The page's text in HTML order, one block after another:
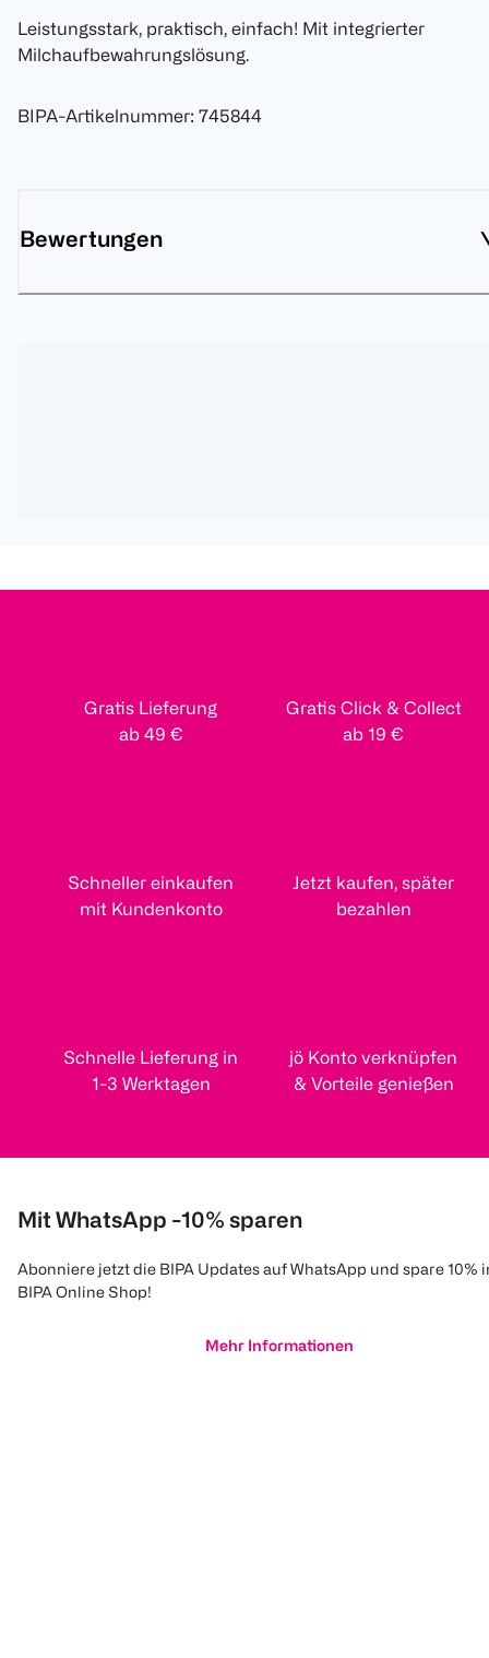
Leistungsstark, praktisch, einfach! Mit integrierter
Milchaufbewahrungslösung.
BIPA-Artikelnummer: 745844
Bewertungen
Gratis Lieferung
ab 49 €
Gratis Click & Collect
ab 19 €
Schneller einkaufen
mit Kundenkonto
Jetzt kaufen, später
bezahlen
Schnelle Lieferung in
1-3 Werktagen
jö Konto verknüpfen
& Vorteile genießen
Mit WhatsApp -10% sparen
Abonniere jetzt die BIPA Updates auf WhatsApp und spare 10%
BIPA Online Shop!
Mehr Informationen